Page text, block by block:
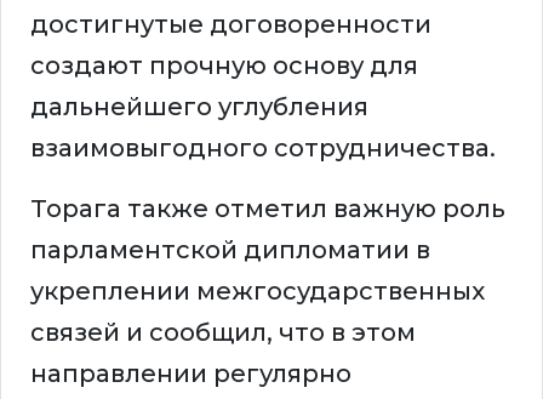
достигнутые договоренности
создают прочную основу для
дальнейшего углубления
взаимовыгодного сотрудничества.
Торага также отметил важную роль
парламентской дипломатии в
укреплении межгосударственных
связей и сообщил, что в этом
направлении регулярно